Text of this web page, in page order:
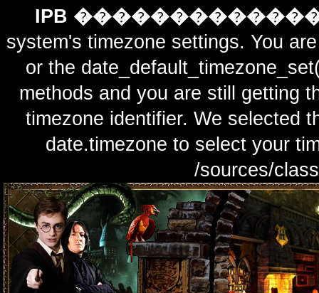
IPB
system's timezone settings. You
or the
methods and you are still getting
timezone identifier. We selected
date.timezone to select
/sources/